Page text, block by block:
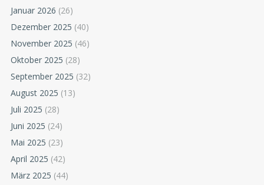
Januar 2026 (26)
Dezember 2025 (40)
November 2025 (46)
Oktober 2025 (28)
September 2025 (32)
August 2025 (13)
Juli 2025 (28)
Juni 2025 (24)
Mai 2025 (23)
April 2025 (42)
März 2025 (44)